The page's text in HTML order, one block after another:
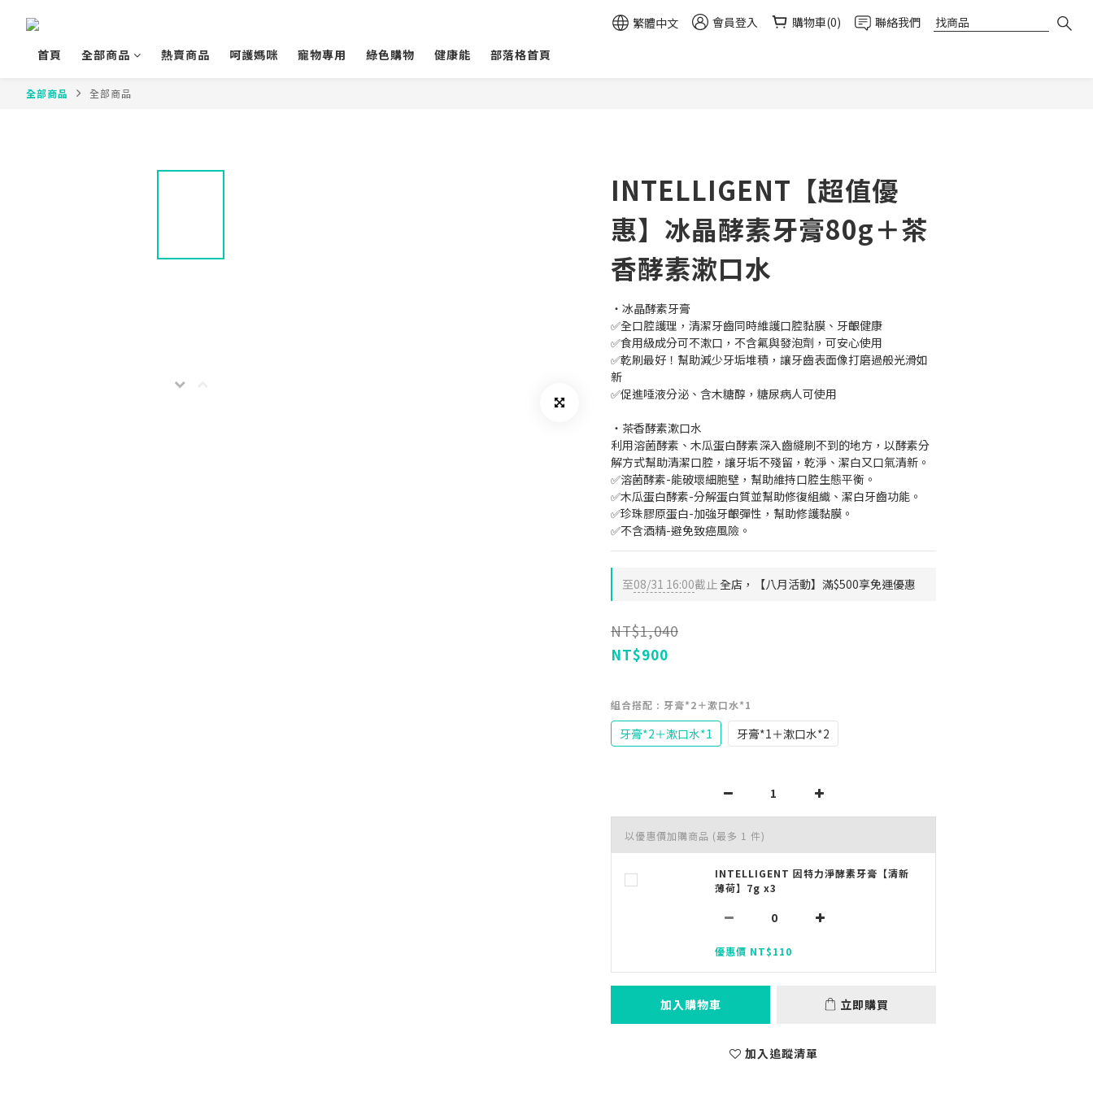
繁體中文 會員登入 購物車(0)
聯絡我們
首頁
全部商品 熱賣商品 呵護媽咪 寵物專用 綠色購物 健康能 部落格首頁
全部商品 全部商品
INTELLIGENT【超值優
惠】冰晶酵素牙膏80g＋茶
香酵素漱口水
・冰晶酵素牙膏
✅全口腔護理，清潔牙齒同時維護口腔黏膜、牙齦健康
✅食用級成分可不漱口，不含氟與發泡劑，可安心使用
✅乾刷最好！幫助減少牙垢堆積，讓牙齒表面像打磨過般光滑如
新
✅促進唾液分泌、含木糖醇，糖尿病人可使用
・茶香酵素漱口水
利用溶菌酵素、木瓜蛋白酵素深入齒縫刷不到的地方，以酵素分
解方式幫助清潔口腔，讓牙垢不殘留，乾淨、潔白又口氣清新。
✅溶菌酵素-能破壞細胞壁，幫助維持口腔生態平衡。
✅木瓜蛋白酵素-分解蛋白質並幫助修復組織、潔白牙齒功能。
✅珍珠膠原蛋白-加強牙齦彈性，幫助修護黏膜。
✅不含酒精-避免致癌風險。
至08/31 16:00截止全店，【八月活動】滿$500享免運優惠
NT$1,040
NT$900
組合搭配 : 牙膏*2＋漱口水*1
牙膏*2＋漱口水*1 牙膏*1＋漱口水*2
以優惠價加購商品 (最多 1 件)
INTELLIGENT 因特力淨酵素牙膏【清新
薄荷】7g x3
優惠價 NT$110
加入購物車 立即購買
加入追蹤清單